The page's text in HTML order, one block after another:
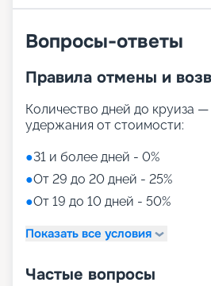
Вопросы-ответы
Правила отмены и
Количество дней до круиза
удержания от стоимости:
●31 и более дней - 0%
●От 29 до 20 дней - 25%
●От 19 до 10 дней - 50%
Показать все условия
Частые вопросы